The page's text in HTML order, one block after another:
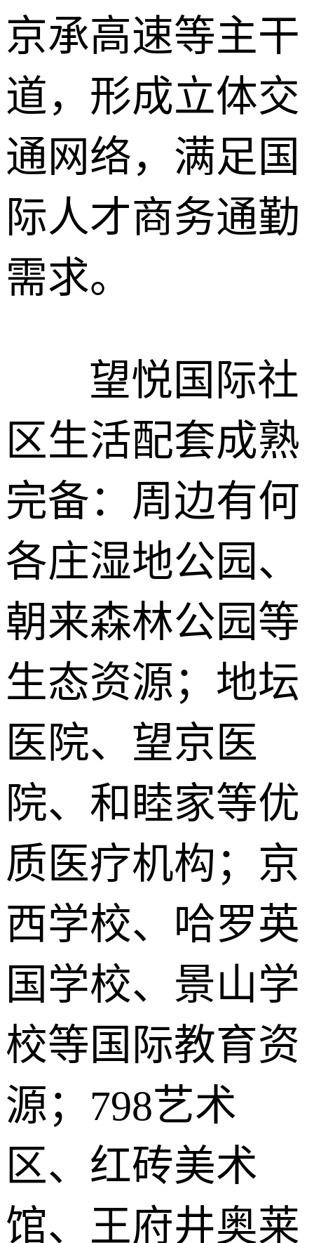
京承高速等主干
道，形成立体交
通网络，满足国
际人才商务通勤
需求。
望悦国际社
区生活配套成熟
完备：周边有何
各庄湿地公园、
朝来森林公园等
生态资源；地坛
医院、望京医
院、和睦家等优
质医疗机构；京
西学校、哈罗英
国学校、景山学
校等国际教育资
源；798艺术
区、红砖美术
馆、王府井奥莱